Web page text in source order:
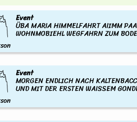
Event
ÜBA MARIA HIMMELFAHRT AIIMM
WOHNMOBIEHL WEGFAHRN ZUM
Event
MORGEN ENDLICH NACH
UND MIT DER ERSTEN WAISSEM